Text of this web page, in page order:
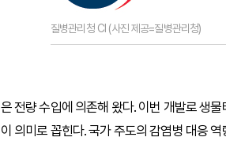
질병관리청 CI (사진 제공=질병관리청)
전량 수입에 의존해 왔다. 이번 개발로 생
의미로 꼽힌다. 국가 주도의 감염병 대응